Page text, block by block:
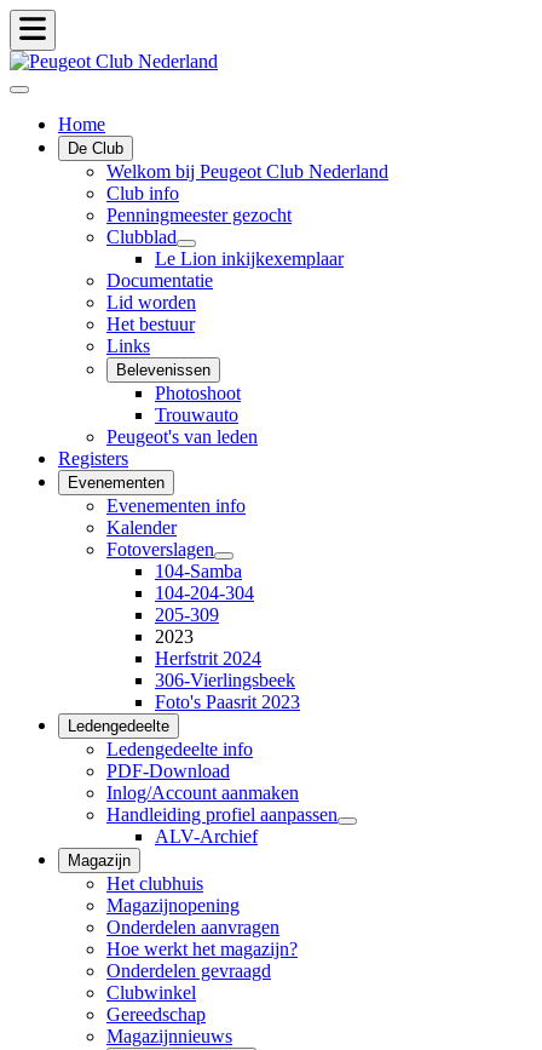
Home
De Club
Welkom bij Peugeot Club Nederland
Club info
Penningmeester gezocht
Clubblad
Le Lion inkijkexemplaar
Documentatie
Lid worden
Het bestuur
Links
Belevenissen
Photoshoot
Trouwauto
Peugeot's van leden
Registers
Evenementen
Evenementen info
Kalender
Fotoverslagen
104-Samba
104-204-304
205-309
2023
Herfstrit 2024
306-Vierlingsbeek
Foto's Paasrit 2023
Ledengedeelte
Ledengedeelte info
PDF-Download
Inlog/Account aanmaken
Handleiding profiel aanpassen
ALV-Archief
Magazijn
Het clubhuis
Magazijnopening
Onderdelen aanvragen
Hoe werkt het magazijn?
Onderdelen gevraagd
Clubwinkel
Gereedschap
Magazijnnieuws